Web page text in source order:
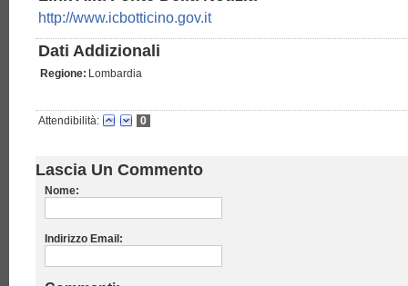
http://www.icbotticino.gov.it
Dati Addizionali
Regione: Lombardia
Attendibilità: 0
Lascia Un Commento
Nome:
Indirizzo Email: